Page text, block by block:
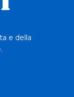
e della